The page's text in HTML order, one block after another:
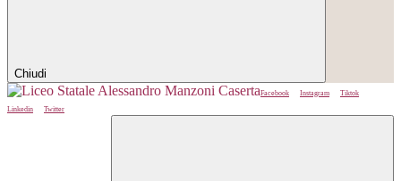
Chiudi
Facebook Instagram
Tiktok
Linkedin
Twitter